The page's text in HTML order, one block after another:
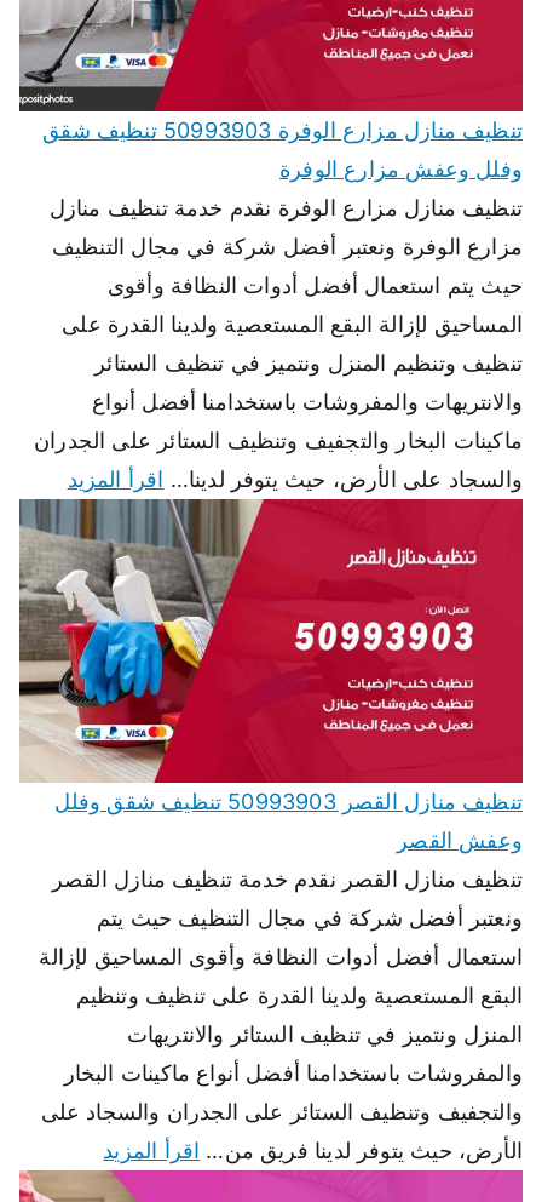
تنظيف منازل مزارع الوفرة 50993903 تنظيف شقق
وفلل وعفش مزارع الوفرة
تنظيف منازل مزارع الوفرة نقدم خدمة تنظيف منازل
مزارع الوفرة ونعتبر أفضل شركة في مجال التنظيف
حيث يتم استعمال أفضل أدوات النظافة وأقوى
المساحيق لإزالة البقع المستعصية ولدينا القدرة على
تنظيف وتنظيم المنزل ونتميز في تنظيف الستائر
والانتريهات والمفروشات باستخدامنا أفضل أنواع
ماكينات البخار والتجفيف وتنظيف الستائر على الجدران
والسجاد على الأرض، حيث يتوفر لدينا… اقرأ المزيد
تنظيف منازل القصر 50993903 تنظيف شقق وفلل
وعفش القصر
تنظيف منازل القصر نقدم خدمة تنظيف منازل القصر
ونعتبر أفضل شركة في مجال التنظيف حيث يتم
استعمال أفضل أدوات النظافة وأقوى المساحيق لإزالة
البقع المستعصية ولدينا القدرة على تنظيف وتنظيم
المنزل ونتميز في تنظيف الستائر والانتريهات
والمفروشات باستخدامنا أفضل أنواع ماكينات البخار
والتجفيف وتنظيف الستائر على الجدران والسجاد على
الأرض، حيث يتوفر لدينا فريق من… اقرأ المزيد